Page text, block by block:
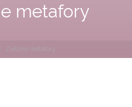
metafory
Zielone metafory